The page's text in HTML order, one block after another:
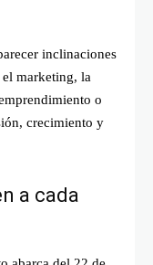
inclinaciones
marketing, la
o
crecimiento y
a cada